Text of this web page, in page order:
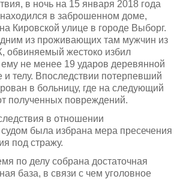
в ночь на 15 января 2018 года
в заброшенном доме,
Кировской улице в городе Выборг.
из проживающих там мужчин из
жестоко избил
не менее 19 ударов деревянной
и телу. Впоследствии потерпевший
в больницу, где на следующий
полученных повреждений.
в отношении
была избрана мера пресечения
под стражу.
по делу собрана достаточная
база, в связи с чем уголовное